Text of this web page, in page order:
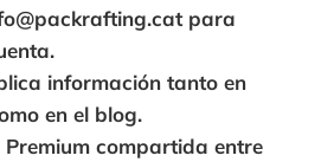
para
información tanto en
en el blog.
compartida entre